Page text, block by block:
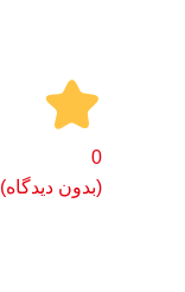
0
(بدون دیدگاه)